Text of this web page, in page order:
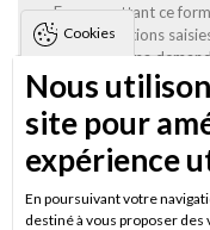
En soumettant ce
les informations
gestion de ma
Cookies
Nous
site pour
expérience
En poursuivant votre
destiné à vous proposer des